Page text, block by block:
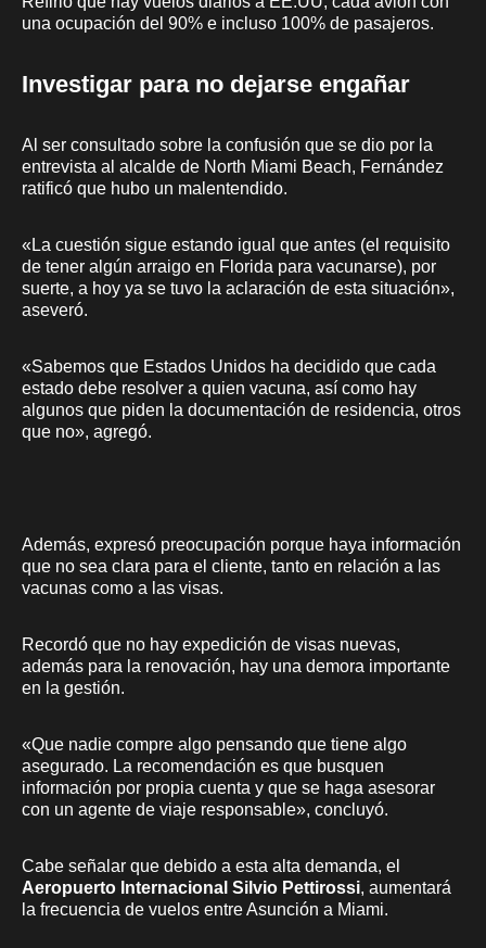
una ocupación del 90% e incluso 100% de pasajeros.
Investigar para no dejarse engañar
Al ser consultado sobre la confusión que se dio por la
entrevista al alcalde de North Miami Beach, Fernández
ratificó que hubo un malentendido.
«La cuestión sigue estando igual que antes (el requisito
de tener algún arraigo en Florida para vacunarse), por
suerte, a hoy ya se tuvo la aclaración de esta situación»,
aseveró.
«Sabemos que Estados Unidos ha decidido que cada
estado debe resolver a quien vacuna, así como hay
algunos que piden la documentación de residencia, otros
que no», agregó.
Además, expresó preocupación porque haya información
que no sea clara para el cliente, tanto en relación a las
vacunas como a las visas.
Recordó que no hay expedición de visas nuevas,
además para la renovación, hay una demora importante
en la gestión.
«Que nadie compre algo pensando que tiene algo
asegurado. La recomendación es que busquen
información por propia cuenta y que se haga asesorar
con un agente de viaje responsable», concluyó.
Cabe señalar que debido a esta alta demanda, el
Aeropuerto Internacional Silvio Pettirossi, aumentará
la frecuencia de vuelos entre Asunción a Miami.